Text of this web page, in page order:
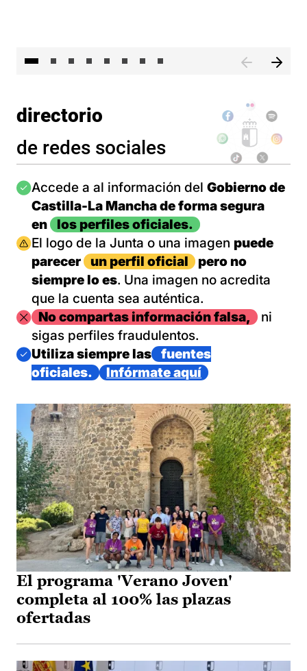
directorio
de redes sociales
Imagen
Accede a al información del Gobierno de
Castilla-La Mancha de forma segura
en
los perfiles oficiales.
Imagen
El logo de la Junta o una imagen puede
parecer
un perfil oficial
pero no
siempre lo es. Una imagen no acredita
que la cuenta sea auténtica.
ImagenNo compartas información falsa,
ni
sigas perfiles fraudulentos.
Imagen
Utiliza siempre las
fuentes
oficiales.
Infórmate aquí
El programa 'Verano Joven'
completa al 100% las plazas
ofertadas